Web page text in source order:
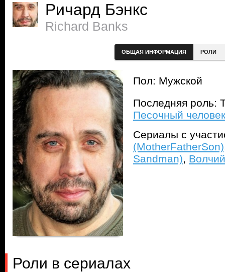
Ричард Бэнкс
Richard Banks
ОБЩАЯ ИНФОРМАЦИЯ РОЛИ
Пол: Мужской
Последняя роль:
Песочный
Сериалы с
(MotherFatherSon)
Sandman),
Роли в сериалах